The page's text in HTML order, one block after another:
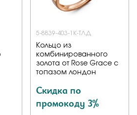
5-8839-403-1К-ТЛД
Кольцо из
комбинированного
золота от Rose Grace с
топазом лондон
Скидка по
промокоду 3%